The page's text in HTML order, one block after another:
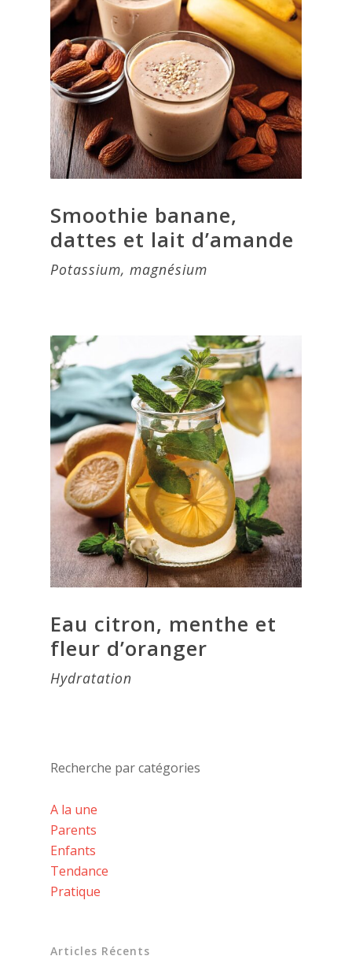
Smoothie banane,
dattes et lait d’amande
Potassium, magnésium
Eau citron, menthe et
fleur d’oranger
Hydratation
Recherche par catégories
A la une
Parents
Enfants
Tendance
Pratique
Articles Récents